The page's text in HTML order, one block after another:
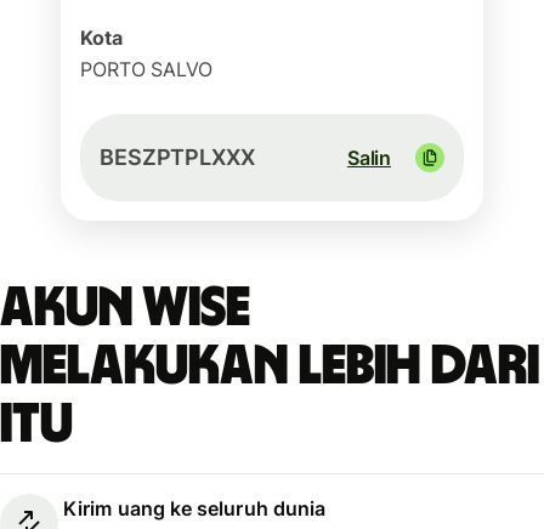
Kota
PORTO SALVO
BESZPTPLXXX Salin
Akun Wise
melakukan lebih dari
itu
Kirim uang ke seluruh dunia